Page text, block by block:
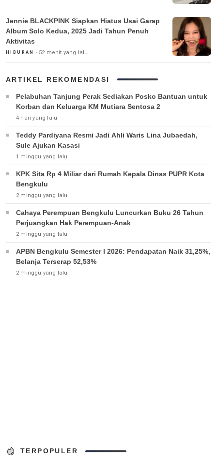
Jennie BLACKPINK Siapkan Hiatus Usai Garap
Album Solo Kedua, 2025 Jadi Tahun Penuh
Aktivitas
HIBURAN 52 menit yang lalu
ARTIKEL REKOMENDASI
Pelabuhan Tanjung Perak Sediakan Posko Bantuan untuk
Korban dan Keluarga KM Mutiara Sentosa 2
4 hari yang lalu
Teddy Pardiyana Resmi Jadi Ahli Waris Lina Jubaedah,
Sule Ajukan Kasasi
1 minggu yang lalu
KPK Sita Rp 4 Miliar dari Rumah Kepala Dinas PUPR Kota
Bengkulu
2 minggu yang lalu
Cahaya Perempuan Bengkulu Luncurkan Buku 26 Tahun
Perjuangkan Hak Perempuan-Anak
2 minggu yang lalu
APBN Bengkulu Semester I 2026: Pendapatan Naik 31,25%,
Belanja Terserap 52,53%
2 minggu yang lalu
TERPOPULER